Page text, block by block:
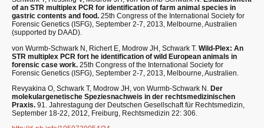
of an STR multiplex PCR for identification of farm animal species in
gastric contents and food. 25th Congress of the International Society for
Forensic Genetics (ISFG), September 2-7, 2013, Melbourne, Australien
(supported by DAAD).
von Wurmb-Schwark N, Richert E, Modrow JH, Schwark T. Wild-Plex: An
STR multiplex PCR fort he identification of wild European animals in
forensic case work. 25th Congress of the International Society for
Forensic Genetics (ISFG), September 2-7, 2013, Melbourne, Australien.
Revyakina O, Schwark T, Modrow JH, von Wurmb-Schwark N. Der
molekulargenetische Speziesnachweis in der rechtsmedizinischen
Praxis. 91. Jahrestagung der Deutschen Gesellschaft für Rechtsmedizin,
September 18-22, 2012, Freiburg, Rechtsmedizin 22: 306.